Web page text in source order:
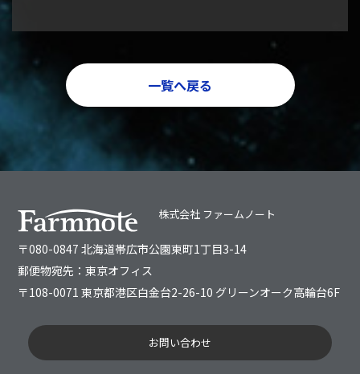
一覧へ戻る
株式会社 ファームノート
〒080-0847 北海道帯広市公園東町1丁目3-14
郵便物宛先：東京オフィス
〒108-0071 東京都港区白金台2-26-10 グリーンオーク高輪台6F
お問い合わせ